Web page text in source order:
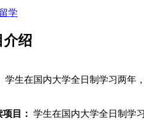
学
介绍
学生在国内大学全日制学习两年
目： 学生在国内大学全日制学